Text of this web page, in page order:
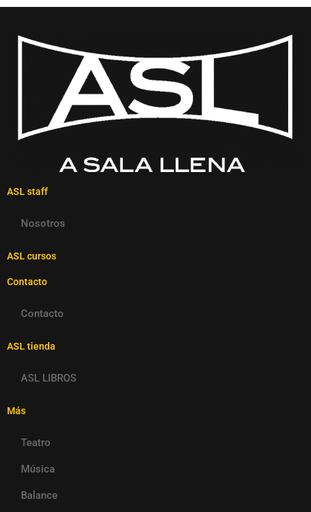
ASL staff
Nosotros
ASL cursos
Contacto
Contacto
ASL tienda
ASL LIBROS
Más
Teatro
Música
Balance